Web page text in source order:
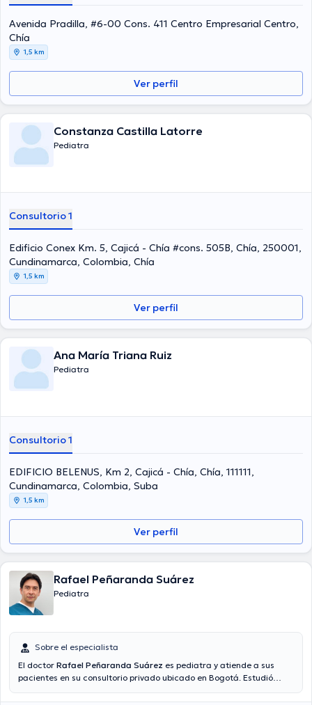
colaborado en considerables conferencias con la meta de tener una
formación continua en su disciplina de especialización y ha
compartido numerosas publicaciones. Su consulta opcionalmente se
puede llevar a cabo en Español.
Avenida Pradilla, #6-00 Cons. 411 Centro Empresarial Centro,
Chía
1,5 km
Ver perfil
Constanza Castilla Latorre
Pediatra
Consultorio 1
Edificio Conex Km. 5, Cajicá - Chía #cons. 505B, Chía, 250001,
Cundinamarca, Colombia, Chía
1,5 km
Ver perfil
Ana María Triana Ruiz
Pediatra
Consultorio 1
EDIFICIO BELENUS, Km 2, Cajicá - Chía, Chía, 111111,
Cundinamarca, Colombia, Suba
1,5 km
Ver perfil
Rafael Peñaranda Suárez
Pediatra
Sobre el especialista
El doctor Rafael Peñaranda Suárez es pediatra y atiende a sus
pacientes en su consultorio privado ubicado en Bogotá. Estudió
Además, cuenta más de 20 años de experiencia en el área de